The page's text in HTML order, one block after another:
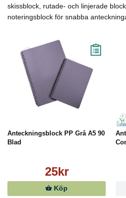
skissblock, rutade- och linjerade
noteringsblock för snabba
Anteckningsblock PP Grå A5 90
Blad
25kr
Köp